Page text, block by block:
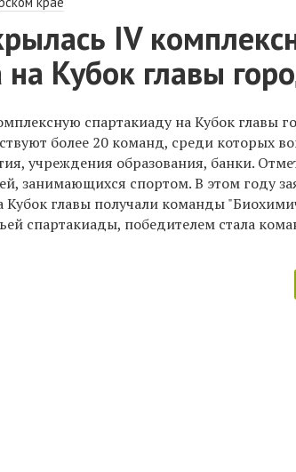
IV
Кубок главы
спартакиаду на Кубок главы
более 20 команд, среди которых
учреждения образования, банки.
занимающихся спортом. В этом году
главы получали команды
спартакиады, победителем стала